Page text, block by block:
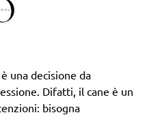
una decisione da
Difatti, il cane è un
bisogna